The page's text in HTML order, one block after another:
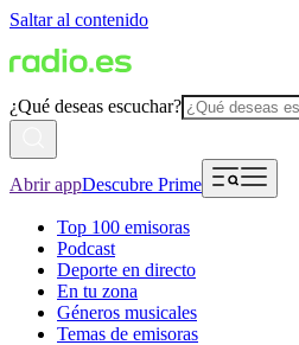
Saltar al contenido
¿Qué deseas escuchar?
Abrir appDescubre Prime
Top 100 emisoras
Podcast
Deporte en directo
En tu zona
Géneros musicales
Temas de emisoras